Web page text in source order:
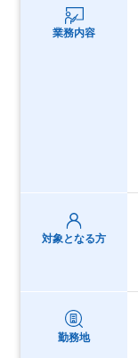
業務内容
対象となる方
勤務地